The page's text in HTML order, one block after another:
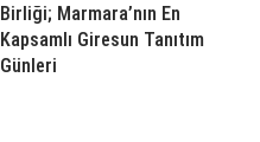
Birliği; Marmara’nın En
Kapsamlı Giresun Tanıtım
Günleri